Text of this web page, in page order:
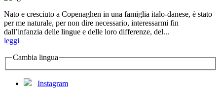
Nato e cresciuto a Copenaghen in una famiglia italo-danese, è stato
per me naturale, per non dire necessario, interessarmi fin
dall’infanzia delle lingue e delle loro differenze, del...
leggi
Cambia lingua
Instagram